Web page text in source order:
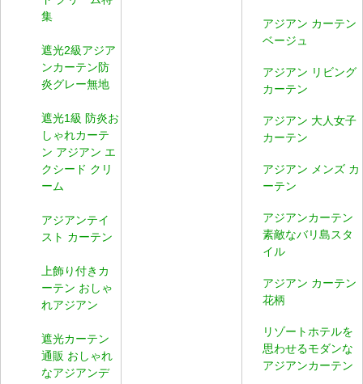
集
遮光2級アジア
ンカーテン防
炎グレー無地
遮光1級 防炎お
しゃれカーテ
ン アジアン エ
クシード クリ
ーム
アジアンテイ
スト カーテン
上飾り付きカ
ーテン おしゃ
れアジアン
遮光カーテン
通販 おしゃれ
なアジアンデ
アジアン カーテン
ベージュ
アジアン リビング
カーテン
アジアン 大人女子
カーテン
アジアン メンズ カ
ーテン
アジアンカーテン
素敵なバリ島スタ
イル
アジアン カーテン
花柄
リゾートホテルを
思わせるモダンな
アジアンカーテン